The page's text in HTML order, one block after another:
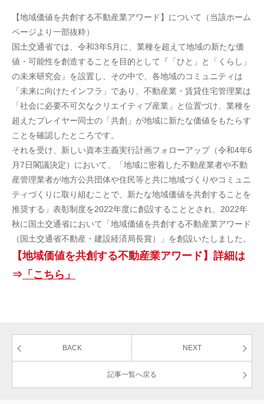
【地域価値を共創する不動産業アワード】について
（当該ホーム
ページより一部抜粋）
国土交通省では、令和3年5月に、業種を超えて地域の新たな価
値・可能性を創造することを目的として『「ひと」と「くらし」
の未来研究会』を設置し、その中で、各地域のコミュニティは
「未来に向けたインフラ」であり、不動産業・賃貸住宅管理業は
「社会に必要不可欠なクリエイティブ産業」と位置づけ、業種を
超えたプレイヤー同士の「共創」が地域に新たな価値をもたらす
ことを確認したところです。
それを受け、新しい資本主義実行計画フォローアップ（令和4年6
月7日閣議決定）において、「地域に密着した不動産業者や不動
産管理業者が地方公共団体や住民等と共に地域づくりやコミュニ
ティづくりに取り組むことで、新たな地域価値を共創することを
推奨する」表彰制度を2022年度に創設することとされ、2022年
秋に国土交通省において「地域価値を共創する不動産業アワード
（国土交通省不動産・建設経済局長賞）」を創設いたしました。
【地域価値を共創する不動産業アワード】詳細は
⇒ 「こちら」
BACK NEXT
記事一覧へ戻る